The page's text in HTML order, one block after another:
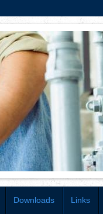
Downloads Links